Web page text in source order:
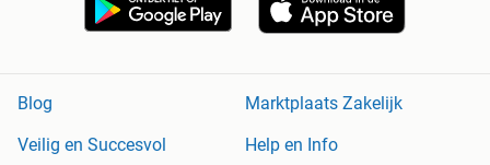
Blog
Marktplaats Zakelijk
Veilig en Succesvol
Help en Info